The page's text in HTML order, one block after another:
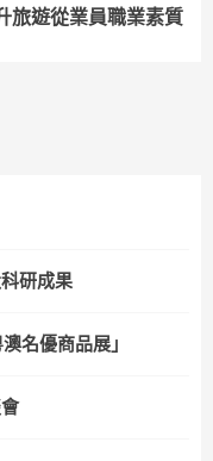
旅遊從業員職業素質
研成果
名優商品展」